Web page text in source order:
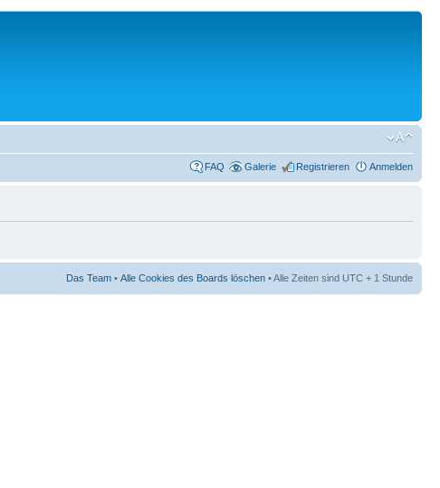
FAQ Galerie Registrieren Anmelden
Das Team • Alle Cookies des Boards löschen • Alle Zeiten sind UTC + 1 Stunde